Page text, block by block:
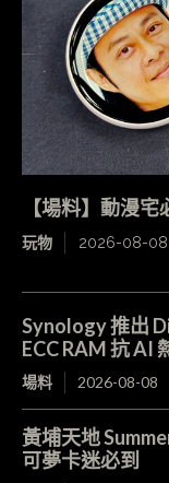
【場料】動漫
玩物 2026-08-08
Synology 推出
ECC RAM 抗 AI
場料 2026-08-08
黃埔天地
可夢卡迷必到